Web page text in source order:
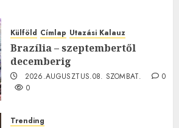
Külföld Címlap Utazási Kalauz
Brazília – szeptembertől
decemberig
2026.AUGUSZTUS.08. SZOMBAT.
0
0
Trending